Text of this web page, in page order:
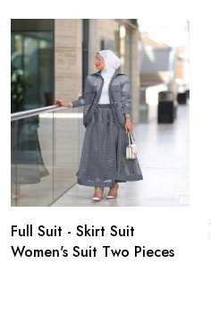
Full Suit - Skirt Suit
Women's Suit Two Pieces